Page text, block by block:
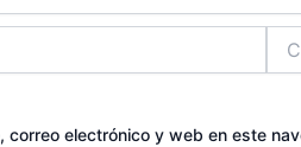
correo electrónico y web en este